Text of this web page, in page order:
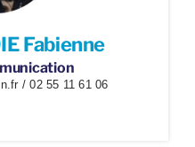
Fabienne
/ 02 55 11 61 06